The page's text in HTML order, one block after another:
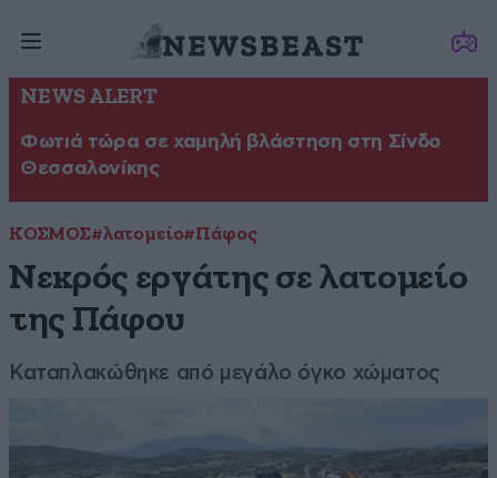
NEWS ALERT
Φωτιά τώρα σε χαμηλή βλάστηση στη Σίνδο
Θεσσαλονίκης
ΚΟΣΜΟΣ#λατομείο#Πάφος
Νεκρός εργάτης σε λατομείο
της Πάφου
Καταπλακώθηκε από μεγάλο όγκο χώματος